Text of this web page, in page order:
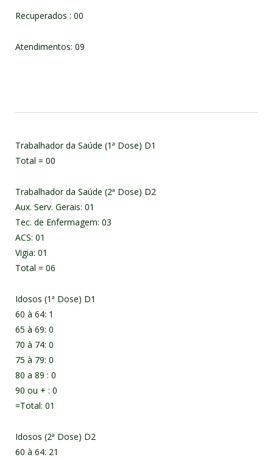
Recuperados : 00
Atendimentos: 09
Trabalhador da Saúde (1ª Dose) D1
Total = 00
Trabalhador da Saúde (2ª Dose) D2
Aux. Serv. Gerais: 01
Tec. de Enfermagem: 03
ACS: 01
Vigia: 01
Total = 06
Idosos (1ª Dose) D1
60 à 64: 1
65 à 69: 0
70 à 74: 0
75 à 79: 0
80 a 89 : 0
90 ou + : 0
=Total: 01
Idosos (2ª Dose) D2
60 à 64: 21